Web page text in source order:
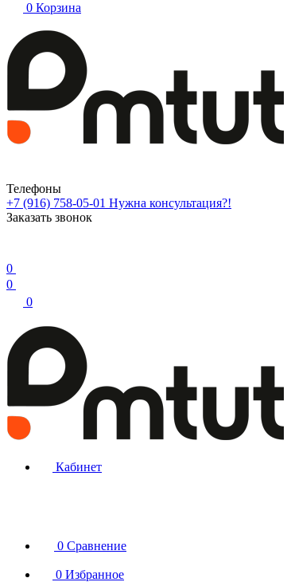
0 Корзина
Телефоны
+7 (916) 758-05-01 Нужна консультация?!
Заказать звонок
0
0
0
Кабинет
0 Сравнение
0 Избранное